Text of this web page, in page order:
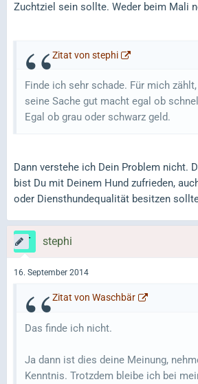
Zuchtziel sein sollte. Weder beim Mali
Zitat von stephi
Finde ich sehr schade. Für mich
seine Sache gut macht egal ob
Egal ob grau oder schwarz geld.
Dann verstehe ich Dein Problem nicht.
bist Du mit Deinem Hund zufrieden,
oder Diensthundequalität besitzen
stephi
16. September 2014
Zitat von Waschbär
Das finde ich nicht.
Ja dann ist dies deine Meinung,
Kenntnis. Trotzdem bleibe ich bei